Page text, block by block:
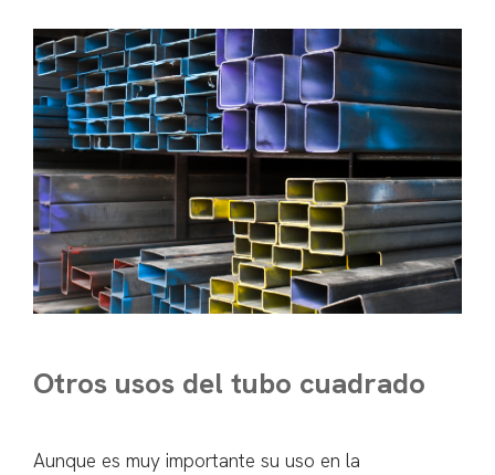
Otros usos del tubo cuadrado
Aunque es muy importante su uso en la